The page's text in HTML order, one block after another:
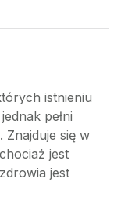
istnieniu
pełni
się w
jest
jest